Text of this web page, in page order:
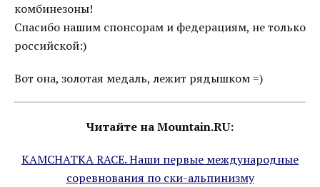
комбинезоны!
Спасибо нашим спонсорам и федерациям, не только
российской:)
Вот она, золотая медаль, лежит рядышком =)
Читайте на Mountain.RU:
KAMCHATKA RACE. Наши первые международные
соревнования по ски-альпинизму